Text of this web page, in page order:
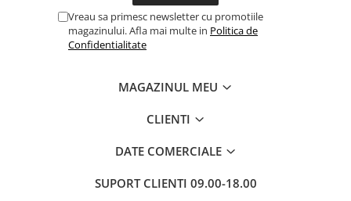
Istorie & Filosofie
Istorii Secrete
Casute de papusi si mobilier
Vreau sa primesc newsletter cu promotiile
magazinului. Afla mai multe in Politica de
Confidentialitate
MAGAZINUL MEU
CLIENTI
DATE COMERCIALE
SUPORT CLIENTI 09.00-18.00